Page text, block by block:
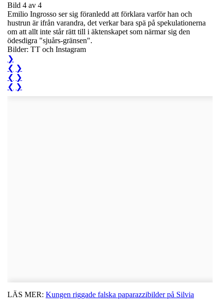
Bild 4 av 4
Emilio Ingrosso ser sig föranledd att förklara varför han och
hustrun är ifrån varandra, det verkar bara spä på spekulationerna
om att allt inte står rätt till i äktenskapet som närmar sig den
ödesdigra "sjuårs-gränsen".
Bilder: TT och Instagram
❯
❮ ❯
❮ ❯
❮ ❯
LÄS MER: Kungen riggade falska paparazzibilder på Silvia